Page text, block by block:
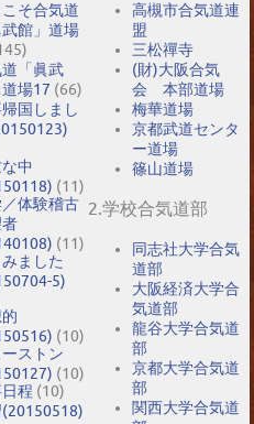
こそ合気道
武館」道場
「眞武
場17 (66)
国しまし
中
(11)
／体験稽古
(11)
ました
5)
(10)
ーストン
(10)
程 (10)
高槻市合気道連
盟
三松禪寺
(財)大阪合気
会 本部道場
梅華道場
京都武道センタ
ー道場
篠山道場
2.学校合気道部
同志社大学合気
道部
大阪経済大学合
気道部
龍谷大学合気道
部
京都大学合気道
部
関西大学合気道